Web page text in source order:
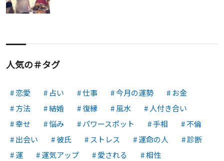
人気の＃タグ
恋愛 占い 仕事 今月の運勢
お金
方法
結婚 復縁 風水
人付き合い
幸せ
悩み パワースポット 手相
不倫
出会い
彼氏 ストレス 運命の人
診断
運
運気アップ 愛される
相性